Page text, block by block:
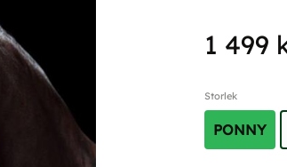
1 499
Storlek
PONNY